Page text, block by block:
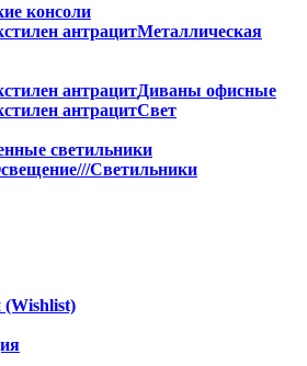
консоли
Металлическая
Диваны офисные
Свет
светильники
Светильники